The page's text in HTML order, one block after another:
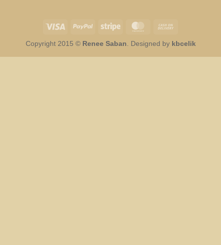
Visa PayPal Stripe MasterCard
Delivery
Copyright 2015 © Renee Saban . Designed by kbcelik